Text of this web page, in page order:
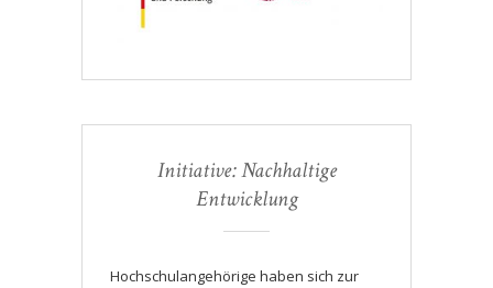
Initiative: Nachhaltige
Entwicklung
Hochschulangehörige haben sich zur